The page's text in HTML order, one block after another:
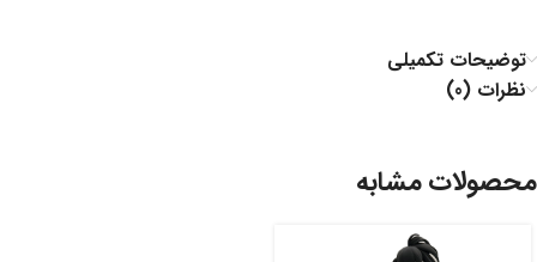
توضیحات تکمیلی
نظرات (0)
محصولات مشابه